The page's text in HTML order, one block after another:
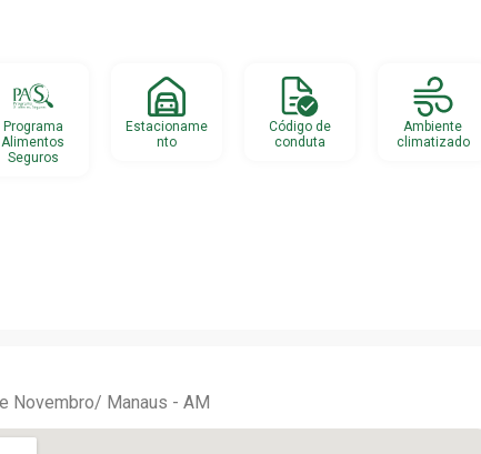
Programa
Alimentos
Seguros
Estacioname
nto
Código de
conduta
Ambiente
climatizado
Novembro/ Manaus - AM
Twitter